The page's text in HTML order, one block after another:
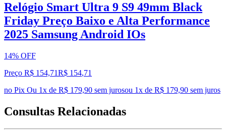
Relógio Smart Ultra 9 S9 49mm Black
Friday Preço Baixo e Alta Performance
2025 Samsung Android IOs
14% OFF
Preço R$ 154,71R$ 154,71
no Pix Ou 1x de R$ 179,90 sem jurosou 1x de R$ 179,90 sem juros
Consultas Relacionadas